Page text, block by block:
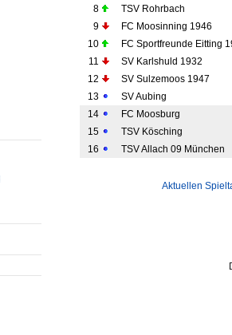
8
TSV Rohrbach
9
FC Moosinning 1946
10
FC Sportfreunde Eitting
11
SV Karlshuld 1932
12
SV Sulzemoos 1947
13
SV Aubing
14
FC Moosburg
15
TSV Kösching
16
TSV Allach 09 München
Aktuellen